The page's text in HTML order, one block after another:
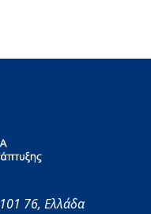
101 76, Ελλάδα